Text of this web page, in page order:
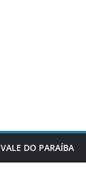
VALE DO PARAÍBA